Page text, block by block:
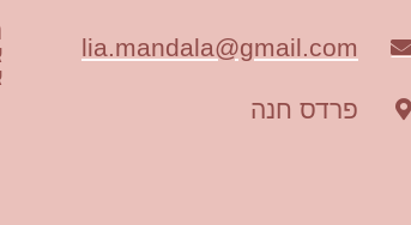
lia.mandala@gmail.com
פרדס חנה